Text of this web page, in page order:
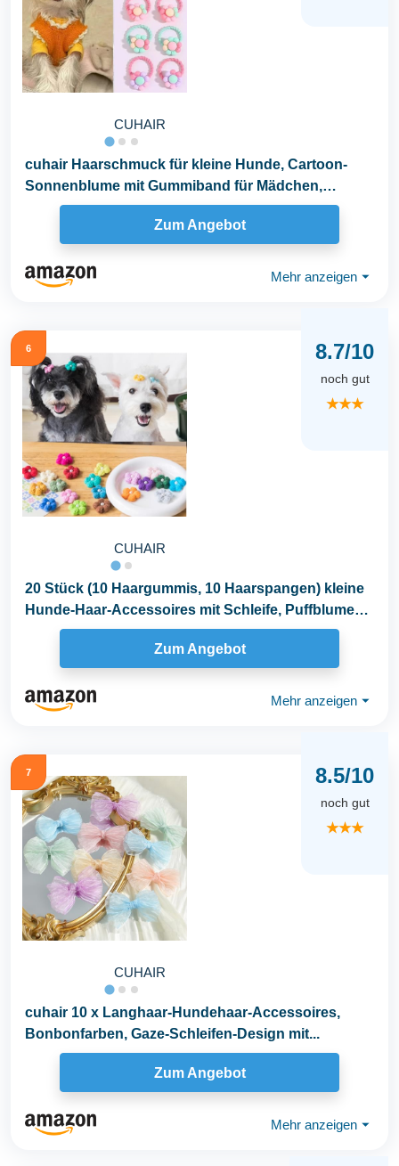
CUHAIR
cuhair Haarschmuck für kleine Hunde, Cartoon-
Sonnenblume mit Gummiband für Mädchen,
Welpen...
Zum Angebot
Mehr anzeigen ⏷
6
CUHAIR
8.7/10
noch gut
★★★
20 Stück (10 Haargummis, 10 Haarspangen) kleine
Hunde-Haar-Accessoires mit Schleife, Puffblume
Zum Angebot
Mehr anzeigen ⏷
7
CUHAIR
8.5/10
noch gut
★★★
cuhair 10 x Langhaar-Hundehaar-Accessoires,
Bonbonfarben, Gaze-Schleifen-Design mit...
Zum Angebot
Mehr anzeigen ⏷